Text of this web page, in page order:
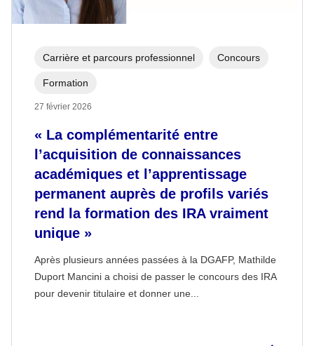
« La complémentarité entre
l’acquisition de connaissances
académiques et l’apprentissage
permanent auprès de profils variés
rend la formation des IRA vraiment
unique »
Après plusieurs années passées à la DGAFP, Mathilde
Duport Mancini a choisi de passer le concours des IRA
pour devenir titulaire et donner une...
Carrière et parcours professionnel Concours
Formation
27 février 2026